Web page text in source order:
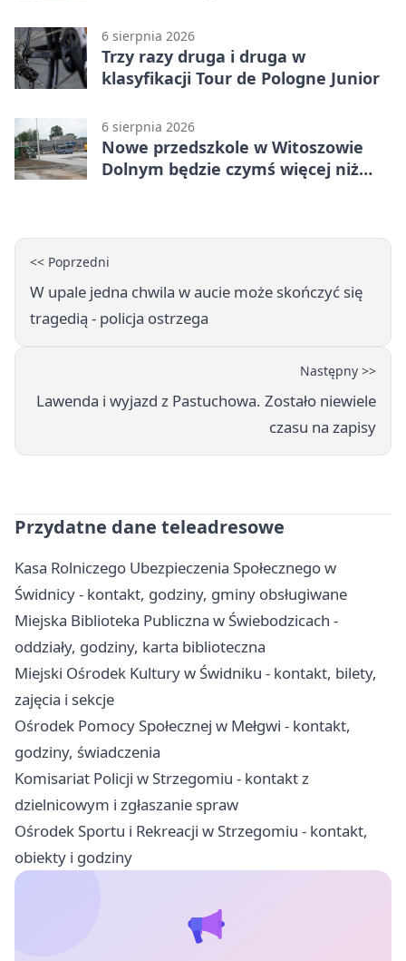
6 sierpnia 2026
Trzy razy druga i druga w
klasyfikacji Tour de Pologne Junior
6 sierpnia 2026
Nowe przedszkole w Witoszowie
Dolnym będzie czymś więcej niż
<< Poprzedni
W upale jedna chwila w aucie może skończyć się
tragedią - policja ostrzega
Następny >>
Lawenda i wyjazd z Pastuchowa. Zostało niewiele
czasu na zapisy
Przydatne dane teleadresowe
Kasa Rolniczego Ubezpieczenia Społecznego w
Świdnicy - kontakt, godziny, gminy obsługiwane
Miejska Biblioteka Publiczna w Świebodzicach -
oddziały, godziny, karta biblioteczna
Miejski Ośrodek Kultury w Świdniku - kontakt, bilety,
zajęcia i sekcje
Ośrodek Pomocy Społecznej w Mełgwi - kontakt,
godziny, świadczenia
Komisariat Policji w Strzegomiu - kontakt z
dzielnicowym i zgłaszanie spraw
Ośrodek Sportu i Rekreacji w Strzegomiu - kontakt,
obiekty i godziny